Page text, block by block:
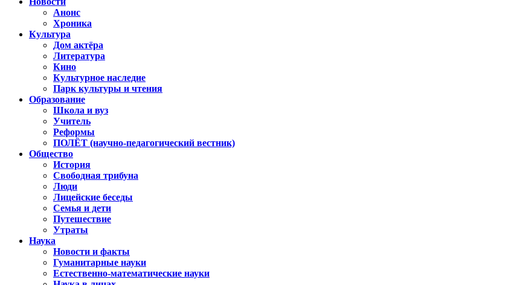
Анонс
Хроника
Культура
Дом актёра
Литература
Кино
Культурное наследие
Парк культуры и чтения
Образование
Школа и вуз
Учитель
Реформы
ПОЛЁТ (научно-педагогический вестник)
Общество
История
Свободная трибуна
Люди
Лицейские беседы
Семья и дети
Путешествие
Утраты
Наука
Новости и факты
Гуманитарные науки
Естественно-математические науки